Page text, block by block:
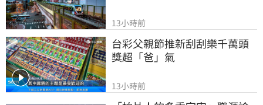
13小時前
台彩父親節推新刮刮樂千萬頭
獎超「爸」氣
13小時前